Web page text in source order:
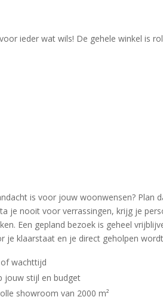
ieder wat wils! De gehele winkel is
is voor jouw woonwensen? Plan
je nooit voor verrassingen, krijg je
Een gepland bezoek is geheel
je klaarstaat en je direct geholpen
wachttijd
jouw stijl en budget
showroom van 2000 m²